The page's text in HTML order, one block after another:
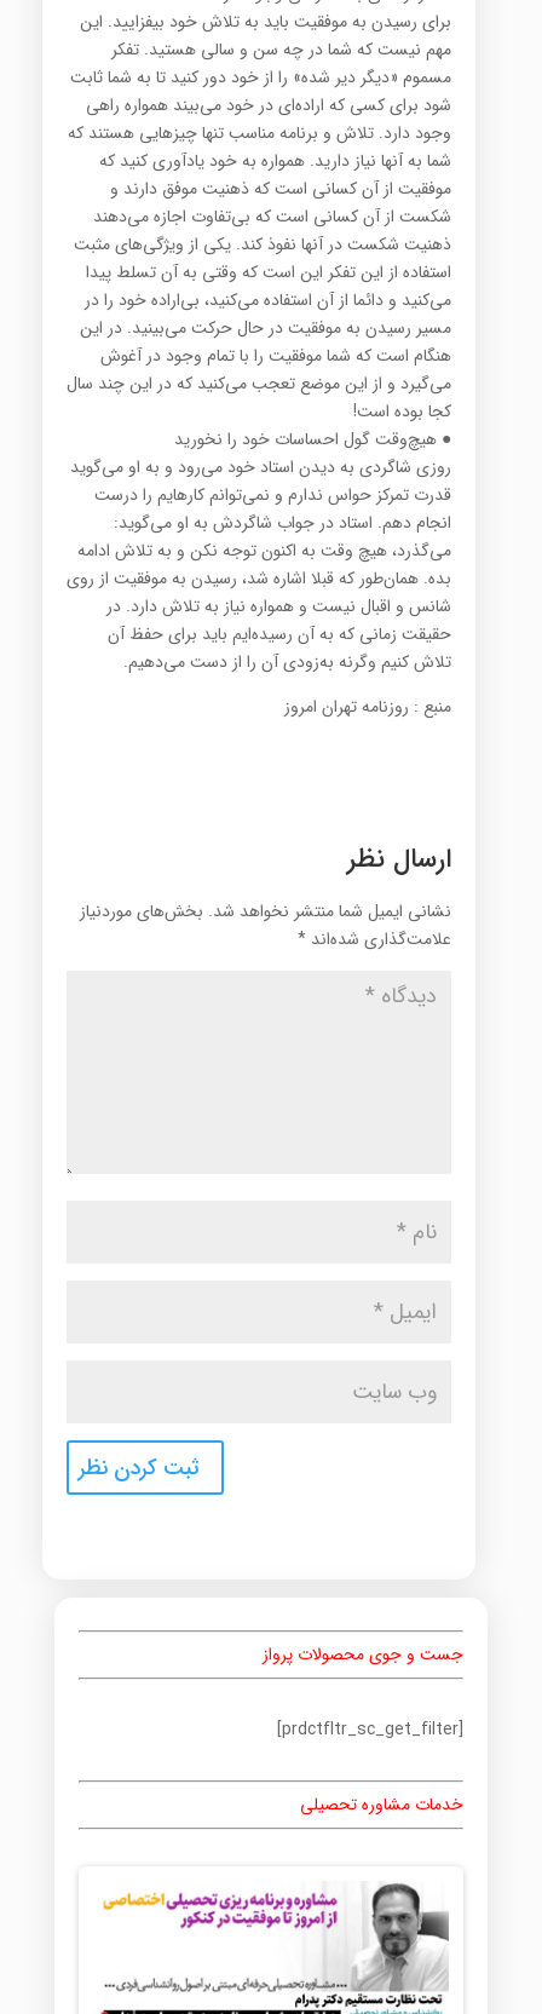
برای رسیدن به موفقیت باید به تلاش خود بیفزایید. این
مهم نیست كه شما در چه سن و سالی هستید. تفكر
مسموم «دیگر دیر شده» را از خود دور كنید تا به شما ثابت
شود برای كسی كه اراده‌ای در خود می‌بیند همواره راهی
وجود دارد. تلاش و برنامه مناسب تنها چیزهایی هستند كه
شما به آنها نیاز دارید. همواره به خود یادآوری كنید كه
موفقیت از آن كسانی است كه ذهنیت موفق دارند و
شكست از آن كسانی است كه بی‌تفاوت اجازه می‌دهند
ذهنیت شكست در آنها نفوذ كند. یكی از ویژگی‌های مثبت
استفاده از این تفكر این است كه وقتی به آن تسلط پیدا
می‌كنید و دائما از آن استفاده می‌كنید، بی‌اراده خود را در
مسیر رسیدن به موفقیت در حال حركت می‌بینید. در این
هنگام است كه شما موفقیت را با تمام وجود در آغوش
می‌گیرد و از این موضع تعجب می‌كنید كه در این چند سال
كجا بوده است!
● هیچ‌وقت گول احساسات خود را نخورید
روزی شاگردی به دیدن استاد خود می‌رود و به او می‌گوید
قدرت تمركز حواس ندارم و نمی‌توانم كارهایم را درست
انجام دهم. استاد در جواب شاگردش به او می‌گوید:
می‌گذرد، هیچ وقت به اكنون توجه نكن و به تلاش ادامه
بده. همان‌طور كه قبلا اشاره شد، رسیدن به موفقیت از روی
شانس و اقبال نیست و همواره نیاز به تلاش دارد. در
حقیقت زمانی كه به آن رسیده‌ایم باید برای حفظ آن
تلاش كنیم وگرنه به‌زودی آن را از دست می‌دهیم.
منبع : روزنامه تهران امروز
ارسال نظر
نشانی ایمیل شما منتشر نخواهد شد. بخش‌های موردنیاز
علامت‌گذاری شده‌اند *
جست و جوی محصولات پرواز
[prdctfltr_sc_get_filter]
خدمات مشاوره تحصیلی